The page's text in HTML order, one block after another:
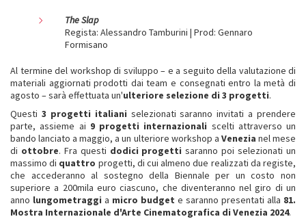
The Slap
Regista: Alessandro Tamburini | Prod: Gennaro
Formisano
Al termine del workshop di sviluppo – e a seguito della valutazione di
materiali aggiornati prodotti dai team e consegnati entro la metà di
agosto – sarà effettuata un'ulteriore selezione di 3 progetti.
Questi 3 progetti italiani selezionati saranno invitati a prendere
parte, assieme ai 9 progetti internazionali scelti attraverso un
bando lanciato a maggio, a un ulteriore workshop a Venezia nel mese
di ottobre. Fra questi dodici progetti saranno poi selezionati un
massimo di quattro progetti, di cui almeno due realizzati da registe,
che accederanno al sostegno della Biennale per un costo non
superiore a 200mila euro ciascuno, che diventeranno nel giro di un
anno lungometraggi a micro budget e saranno presentati alla 81.
Mostra Internazionale d'Arte Cinematografica di Venezia 2024.